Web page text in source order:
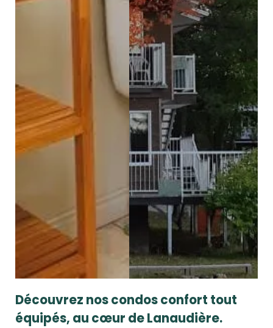
Découvrez nos condos confort tout
équipés, au cœur de Lanaudière.